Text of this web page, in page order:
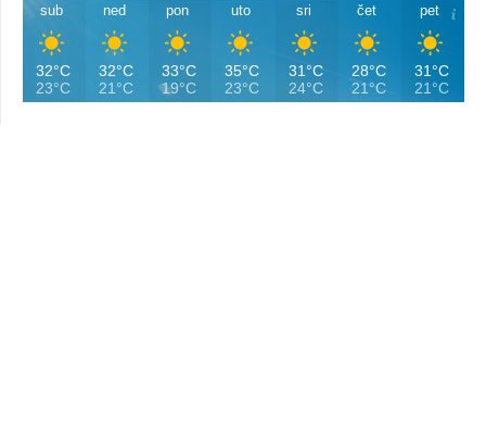
sub
32°C
23°C
ned
32°C
21°C
pon
33°C
19°C
uto
35°C
23°C
sri
31°C
24°C
čet
28°C
21°C
pet
31°C
21°C